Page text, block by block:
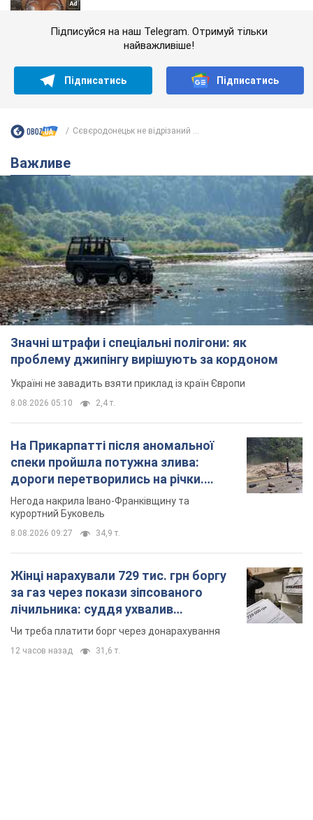
Підписуйся на наш Telegram. Отримуй тільки
найважливіше!
Підписатись Підписатись
Сєвєродонецьк не відрізаний ...
Важливе
Значні штрафи і спеціальні полігони: як
проблему джипінгу вирішують за кордоном
Україні не завадить взяти приклад із країн Європи
8.08.2026 05:10 2,4 т.
На Прикарпатті після аномальної
спеки пройшла потужна злива:
дороги перетворились на річки.
Відео
Негода накрила Івано-Франківщину та
курортний Буковель
8.08.2026 09:27 34,9 т.
Жінці нарахували 729 тис. грн боргу
за газ через покази зіпсованого
лічильника: суддя ухвалив
неочікуване рішення
Чи треба платити борг через донарахування
12 часов назад 31,6 т.